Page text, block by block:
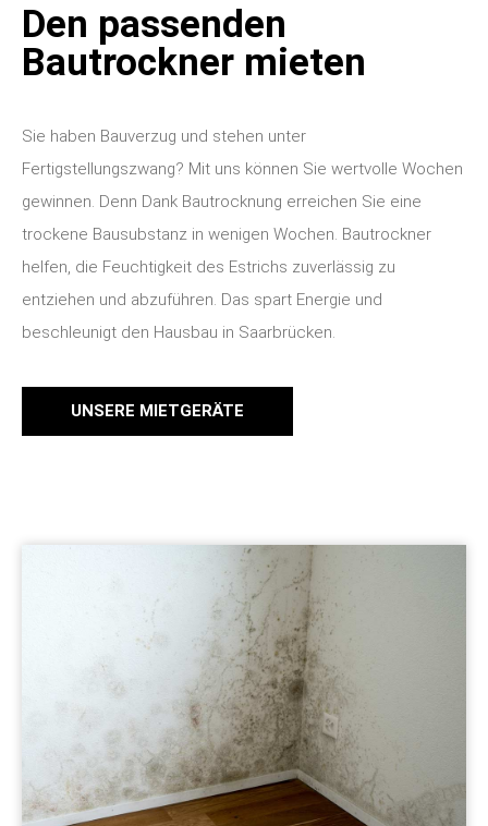
Den passenden
Bautrockner mieten
Sie haben Bauverzug und stehen unter
Fertigstellungszwang? Mit uns können Sie wertvolle Wochen
gewinnen. Denn Dank Bautrocknung erreichen Sie eine
trockene Bausubstanz in wenigen Wochen. Bautrockner
helfen, die Feuchtigkeit des Estrichs zuverlässig zu
entziehen und abzuführen. Das spart Energie und
beschleunigt den Hausbau in Saarbrücken.
UNSERE MIETGERÄTE